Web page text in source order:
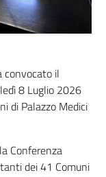
convocato il
8 Luglio 2026
di Palazzo Medici
Conferenza
dei 41 Comuni